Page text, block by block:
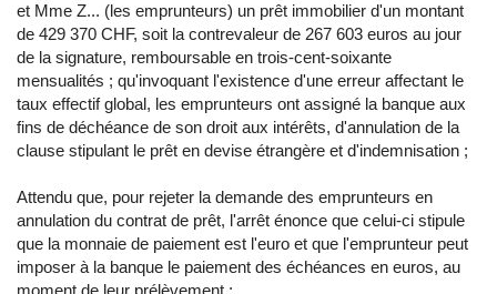
et Mme Z... (les emprunteurs) un prêt immobilier d'un montant
de 429 370 CHF, soit la contrevaleur de 267 603 euros au jour
de la signature, remboursable en trois-cent-soixante
mensualités ; qu'invoquant l'existence d'une erreur affectant le
taux effectif global, les emprunteurs ont assigné la banque aux
fins de déchéance de son droit aux intérêts, d'annulation de la
clause stipulant le prêt en devise étrangère et d'indemnisation ;
Attendu que, pour rejeter la demande des emprunteurs en
annulation du contrat de prêt, l'arrêt énonce que celui-ci stipule
que la monnaie de paiement est l'euro et que l'emprunteur peut
imposer à la banque le paiement des échéances en euros, au
moment de leur prélèvement ;